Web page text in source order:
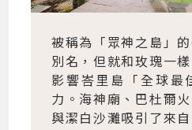
被稱為「眾神之島」
別名，但就和玫瑰一
影響峇里島「全球最
力。海神廟、巴杜爾
與潔白沙灘吸引了來